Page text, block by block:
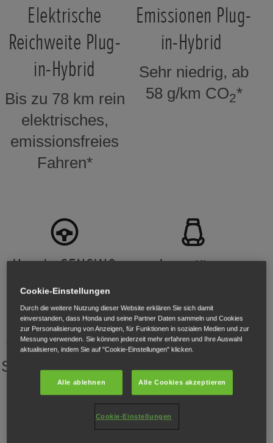
Elektrische
Reichweite Plug-
in-Hybrid
Bis zu 78 km rein
elektrisches,
emissionsfreies
Fahren*
Emissionen Plug-
in-Hybrid
Sehr niedrig, ab
58 g/km CO2*
Honda SENSING
360
Unser
fortschrittlichstes
Sicherheitssystem
, serienmäßig.
Luxuriöser
Premium-
Ledersitze mit
Heizung, Kühlung
und
elektrisch
Cookie-Einstellungen
Durch die weitere Nutzung dieser Website erklären Sie sich damit
einverstanden, dass Honda und seine Partner Daten sammeln und Cookies
zur Personalisierung von Anzeigen, für Funktionen in sozialen Medien und zur
Messung verwenden. Sie können jederzeit mehr erfahren und Ihre Auswahl
aktualisieren, indem Sie auf "Cookie-Einstellungen" klicken.
Alle ablehnen Alle Cookies akzeptieren
Cookie-Einstellungen